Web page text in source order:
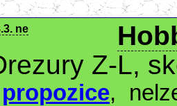
ne
Z-L,
propozice,